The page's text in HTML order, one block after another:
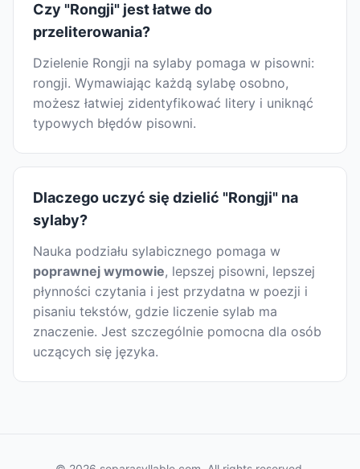
Czy "Rongji" jest łatwe do
przeliterowania?
Dzielenie Rongji na sylaby pomaga w pisowni:
rongji. Wymawiając każdą sylabę osobno,
możesz łatwiej zidentyfikować litery i uniknąć
typowych błędów pisowni.
Dlaczego uczyć się dzielić "Rongji" na
sylaby?
Nauka podziału sylabicznego pomaga w
poprawnej wymowie, lepszej pisowni, lepszej
płynności czytania i jest przydatna w poezji i
pisaniu tekstów, gdzie liczenie sylab ma
znaczenie. Jest szczególnie pomocna dla osób
uczących się języka.